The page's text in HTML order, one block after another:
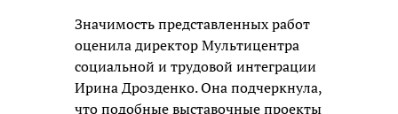
Значимость представленных работ
оценила директор Мультицентра
социальной и трудовой интеграции
Ирина Дрозденко. Она подчеркнула,
что подобные выставочные проекты